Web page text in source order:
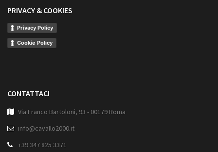
PRIVACY & COOKIES
Privacy Policy
Cookie Policy
CONTATTACI
Via Franco Bartoloni, 93 - 00179 Roma
info@cavallo2000.it
+39 347 825 3371